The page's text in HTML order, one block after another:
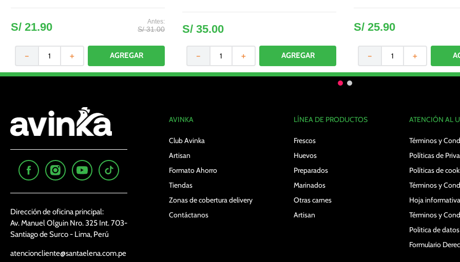
S/ 31.00
S/ 21.90
＋
－
S/ 35.00
＋
－
S/ 25.90
＋
－
Dirección de oficina principal:
Av. Manuel Olguin Nro. 325 Int. 703-
Santiago de Surco - Lima, Perú
atencioncliente@santaelena.com.pe
AVINKA
Club Avinka
Artisan
Formato Ahorro
Tiendas
Zonas de cobertura delivery
Contáctanos
LÍNEA DE PRODUCTOS
Frescos
Huevos
Preparados
Marinados
Otras carnes
Artisan
ATENCIÓN AL
Términos y
Políticas de
Políticas de
Términos y
Hoja
Términos y
Politica de
Formulario